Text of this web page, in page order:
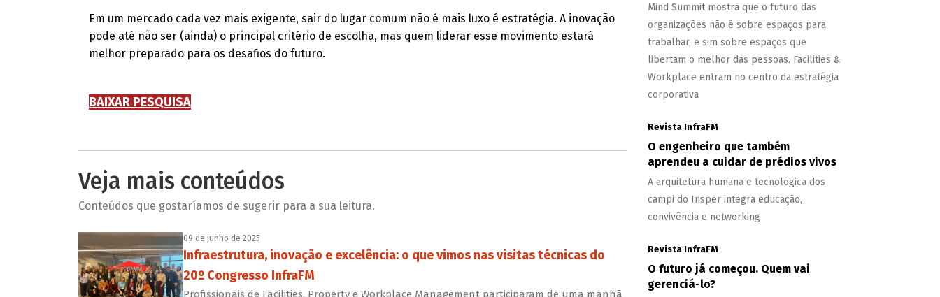
Em um mercado cada vez mais exigente, sair do lugar comum não é mais luxo é estratégia. A inovação
pode até não ser (ainda) o principal critério de escolha, mas quem liderar esse movimento estará
melhor preparado para os desafios do futuro.
BAIXAR PESQUISA
Veja mais conteúdos
Conteúdos que gostaríamos de sugerir para a sua leitura.
09 de junho de 2025
Infraestrutura, inovação e excelência: o que vimos nas visitas técnicas do
20º Congresso InfraFM
Profissionais de Facilities, Property e Workplace Management participaram de uma manhã
Mind Summit mostra que o futuro das
organizações não é sobre espaços para
trabalhar, e sim sobre espaços que
libertam o melhor das pessoas. Facilities &
Workplace entram no centro da estratégia
corporativa
Revista InfraFM
O engenheiro que também
aprendeu a cuidar de prédios vivos
A arquitetura humana e tecnológica dos
campi do Insper integra educação,
convivência e networking
Revista InfraFM
O futuro já começou. Quem vai
gerenciá-lo?